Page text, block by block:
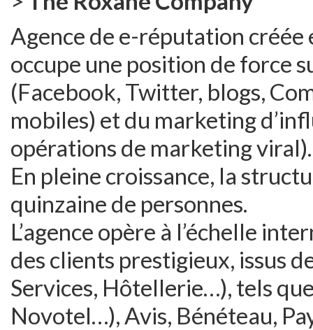
Agence de e-réputation
occupe une position de force
(Facebook, Twitter, blogs,
mobiles) et du marketing
opérations de marketing viral).
En pleine croissance, la
quinzaine de personnes.
L’agence opère à l’échelle
des clients prestigieux, issus
Services, Hôtellerie…), tels
Novotel…), Avis, Bénéteau,